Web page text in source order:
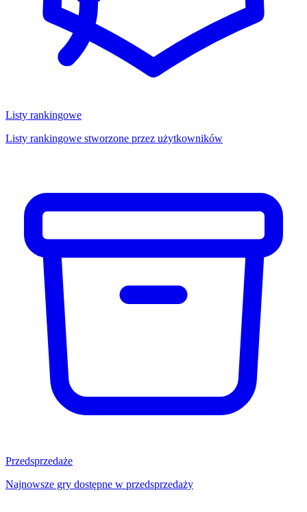
Listy rankingowe
Listy rankingowe stworzone przez użytkowników
Przedsprzedaże
Najnowsze gry dostępne w przedsprzedaży